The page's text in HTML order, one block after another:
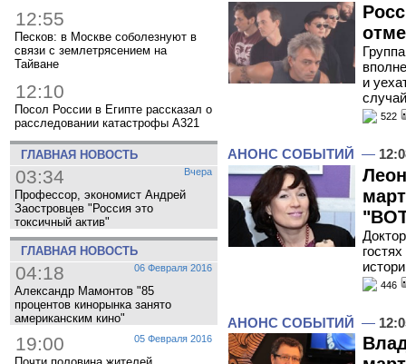
12:55
Песков: в Москве соболезнуют в
связи с землетрясением на
Тайване
12:10
Посол России в Египте рассказал о
расследовании катастрофы A321
ГЛАВНАЯ НОВОСТЬ
Вчера
03:34
Профессор, экономист Андрей
Заостровцев "Россия это
токсичный актив"
ГЛАВНАЯ НОВОСТЬ
06 Февраля 2016
04:18
Александр Мамонтов "85
процентов кинорынка занято
американским кино"
05 Февраля 2016
19:00
и
случай
522
АНОНС СОБЫТИЙ —
446
АНОНС СОБЫТИЙ —